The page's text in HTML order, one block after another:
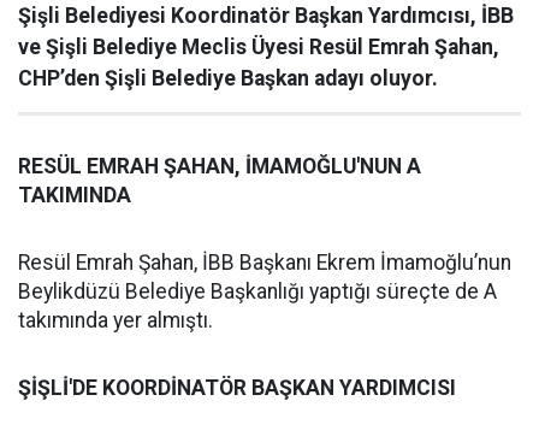
Şişli Belediyesi Koordinatör Başkan Yardımcısı, İBB
ve Şişli Belediye Meclis Üyesi Resül Emrah Şahan,
CHP’den Şişli Belediye Başkan adayı oluyor.
RESÜL EMRAH ŞAHAN, İMAMOĞLU'NUN A
TAKIMINDA
Resül Emrah Şahan, İBB Başkanı Ekrem İmamoğlu’nun
Beylikdüzü Belediye Başkanlığı yaptığı süreçte de A
takımında yer almıştı.
ŞİŞLİ'DE KOORDİNATÖR BAŞKAN YARDIMCISI